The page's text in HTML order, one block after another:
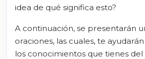
idea de qué significa esto?
A continuación, se presentarán
oraciones, las cuales, te
los conocimientos que tienes del